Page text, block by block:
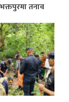
तनाव